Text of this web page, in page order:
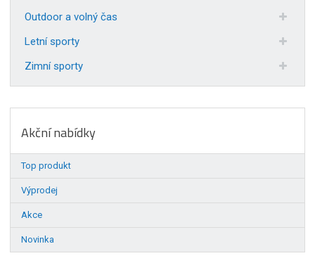
Outdoor a volný čas
Letní sporty
Zimní sporty
Akční nabídky
Top produkt
Výprodej
Akce
Novinka